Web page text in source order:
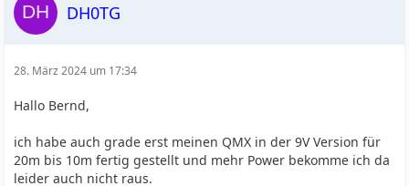
DH0TG
28. März 2024 um 17:34
Hallo Bernd,
ich habe auch grade erst meinen QMX in der 9V Version für
20m bis 10m fertig gestellt und mehr Power bekomme ich da
leider auch nicht raus.